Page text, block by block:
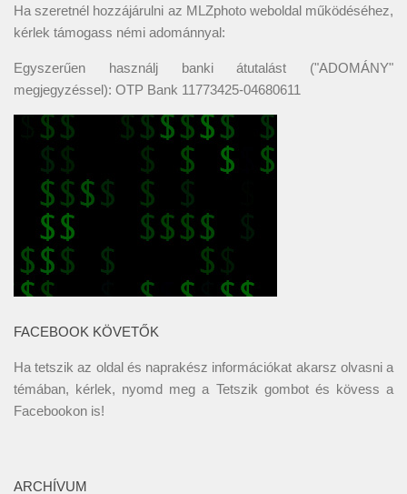
Ha szeretnél hozzájárulni az MLZphoto weboldal működéséhez,
kérlek támogass némi adománnyal:
Egyszerűen használj banki átutalást ("ADOMÁNY"
megjegyzéssel): OTP Bank 11773425-04680611
FACEBOOK KÖVETŐK
Ha tetszik az oldal és naprakész információkat akarsz olvasni a
témában, kérlek, nyomd meg a Tetszik gombot és kövess a
Facebookon is!
ARCHÍVUM